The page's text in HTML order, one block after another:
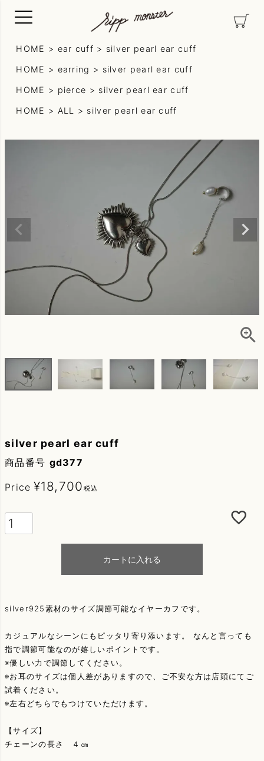
HOME ear cuff silver pearl ear cuff
HOME earring silver pearl ear cuff
HOME pierce silver pearl ear cuff
HOME ALL silver pearl ear cuff
silver pearl ear cuff
商品番号 gd377
Price ¥18,700 税込
カートに入れる
silver925素材のサイズ調節可能なイヤーカフです。
カジュアルなシーンにもピッタリ寄り添います。 なんと言っても
指で調節可能なのが嬉しいポイントです。
※優しい力で調節してください。
※お耳のサイズは個人差がありますので、ご不安な方は店頭にてご
試着ください。
※左右どちらでもつけていただけます。
【サイズ】
チェーンの長さ ４㎝